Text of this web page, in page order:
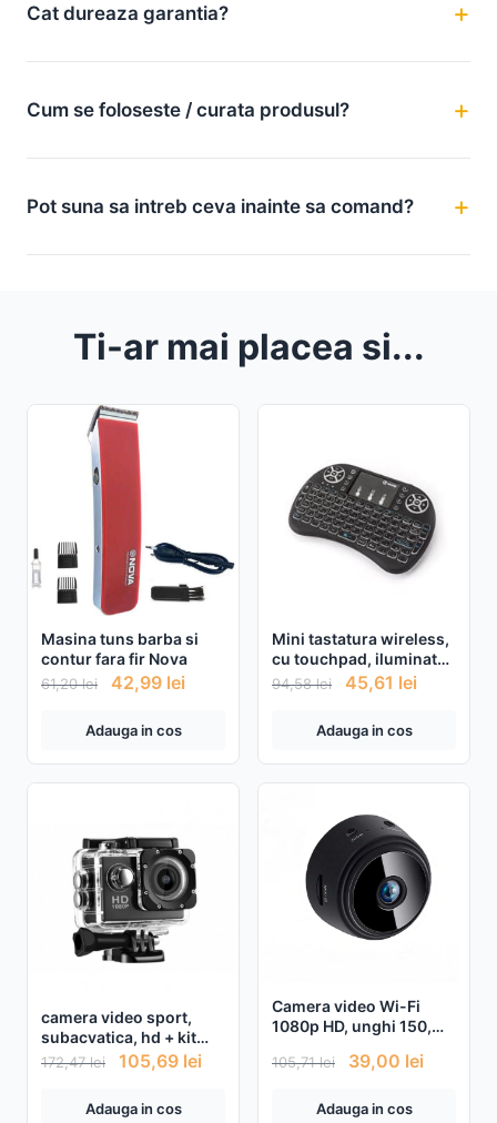
Cat dureaza garantia?
Cum se foloseste / curata produsul?
Pot suna sa intreb ceva inainte sa comand?
Ti-ar mai placea si...
Masina tuns barba si
contur fara fir Nova
61,20lei 42,99 lei
Adauga in cos
Mini tastatura wireless,
cu touchpad, iluminata
LED pentru PC, Laptop,
Tableta, Xbox, Smart TV,
94,58lei 45,61 lei
Adauga in cos
camera video sport,
subacvatica, hd + kit
accesorii
172,47lei 105,69 lei
Adauga in cos
Camera video Wi-Fi
1080p HD, unghi 150,
miscare
105,71lei 39,00 lei
Adauga in cos